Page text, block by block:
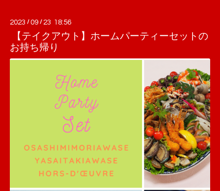
2023 /09 / 23 18:56
【テイクアウト】ホームパーティーセットの
お持ち帰り